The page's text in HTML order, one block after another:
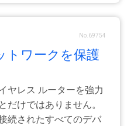
No.69754
トワークを保護
ヤレス ルーターを強力
だけではありません。
続されたすべてのデバ